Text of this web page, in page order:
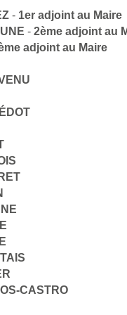
- 1er adjoint au Maire
- 2ème adjoint au
adjoint au Maire
CASTRO